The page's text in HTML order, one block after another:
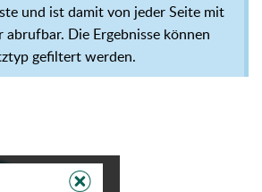
und ist damit von jeder Seite mit
abrufbar. Die Ergebnisse können
gefiltert werden.